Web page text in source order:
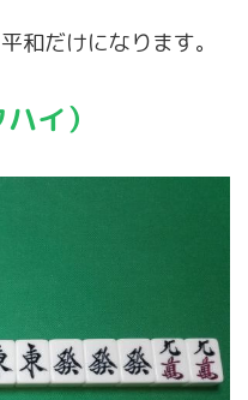
和だけになります。
イ）